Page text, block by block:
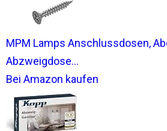
MPM Lamps Anschlussdosen,
Abzweigdose...
Bei Amazon kaufen